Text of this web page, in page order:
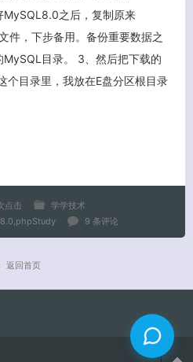
之后，复制原来
件，下步备用。备份重要数据之
目录。 3、然后把下载的
个目录里，我放在E盘分区根目录
点击
学学技术
phpStudy 9 条评论
返回首页